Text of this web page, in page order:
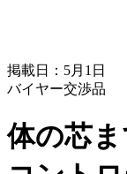
掲載日：5月1日
バイヤー交渉品
体の芯